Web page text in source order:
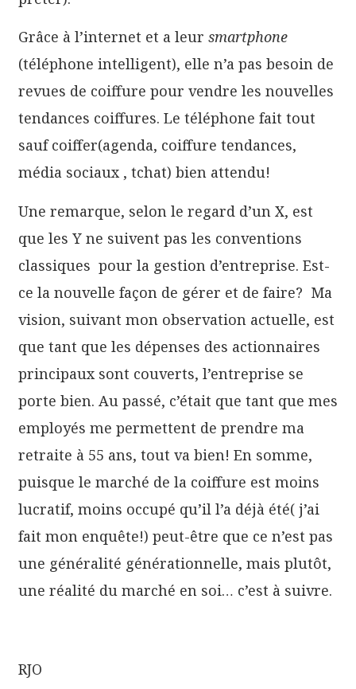
Grâce à l’internet et a leur smartphone
(téléphone intelligent), elle n’a pas besoin de
revues de coiffure pour vendre les nouvelles
tendances coiffures. Le téléphone fait tout
sauf coiffer(agenda, coiffure tendances,
média sociaux , tchat) bien attendu!
Une remarque, selon le regard d’un X, est
que les Y ne suivent pas les conventions
classiques pour la gestion d’entreprise. Est-
ce la nouvelle façon de gérer et de faire? Ma
vision, suivant mon observation actuelle, est
que tant que les dépenses des actionnaires
principaux sont couverts, l’entreprise se
porte bien. Au passé, c’était que tant que mes
employés me permettent de prendre ma
retraite à 55 ans, tout va bien! En somme,
puisque le marché de la coiffure est moins
lucratif, moins occupé qu’il l’a déjà été( j’ai
fait mon enquête!) peut-être que ce n’est pas
une généralité générationnelle, mais plutôt,
une réalité du marché en soi… c’est à suivre.
RJO